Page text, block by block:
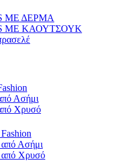
ΜΕ ΔΕΡΜΑ
ΜΕ ΚΑΟΥΤΣΟΥΚ
Ασήμι
Χρυσό
από Ασήμι
από Χρυσό